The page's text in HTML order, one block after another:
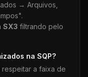
→ Arquivos,
SX3 filtrando pelo
na SQP?
respeitar a faixa de